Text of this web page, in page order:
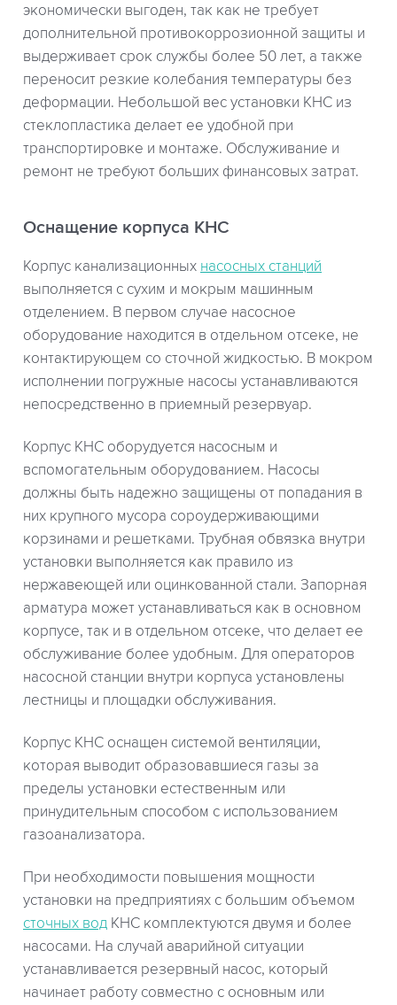
экономически выгоден, так как не требует
дополнительной противокоррозионной защиты и
выдерживает срок службы более 50 лет, а также
переносит резкие колебания температуры без
деформации. Небольшой вес установки КНС из
стеклопластика делает ее удобной при
транспортировке и монтаже. Обслуживание и
ремонт не требуют больших финансовых затрат.
Оснащение корпуса КНС
Корпус канализационных насосных станций
выполняется с сухим и мокрым машинным
отделением. В первом случае насосное
оборудование находится в отдельном отсеке, не
контактирующем со сточной жидкостью. В мокром
исполнении погружные насосы устанавливаются
непосредственно в приемный резервуар.
Корпус КНС оборудуется насосным и
вспомогательным оборудованием. Насосы
должны быть надежно защищены от попадания в
них крупного мусора сороудерживающими
корзинами и решетками. Трубная обвязка внутри
установки выполняется как правило из
нержавеющей или оцинкованной стали. Запорная
арматура может устанавливаться как в основном
корпусе, так и в отдельном отсеке, что делает ее
обслуживание более удобным. Для операторов
насосной станции внутри корпуса установлены
лестницы и площадки обслуживания.
Корпус КНС оснащен системой вентиляции,
которая выводит образовавшиеся газы за
пределы установки естественным или
принудительным способом с использованием
газоанализатора.
При необходимости повышения мощности
установки на предприятиях с большим объемом
сточных вод КНС комплектуются двумя и более
насосами. На случай аварийной ситуации
устанавливается резервный насос, который
начинает работу совместно с основным или